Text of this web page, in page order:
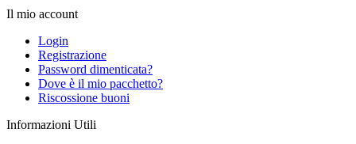
Il mio account
Login
Registrazione
Password dimenticata?
Dove è il mio pacchetto?
Riscossione buoni
Informazioni Utili